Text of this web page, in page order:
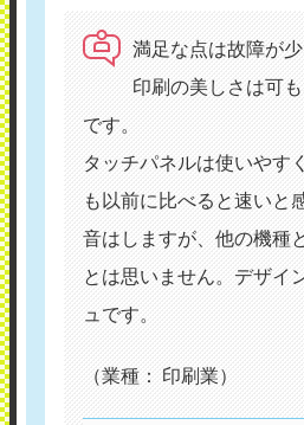
満足な点は故障が少
印刷の美しさは可
です。
タッチパネルは使いやす
も以前に比べると速いと
音はしますが、他の機種
とは思いません。デザイ
ュです。
（業種： 印刷業）